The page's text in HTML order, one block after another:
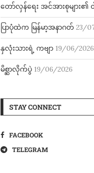
တော်လှန်ရေး အင်အားစုများ
ပြာပုံထဲက မြန်မာ့အနာဂတ် 23/
နှလုံးသားရဲ့ ကဗျာ 19/06/2026
မိစ္ဆာလိုက်ပွဲ 19/06/2026
STAY CONNECT
FACEBOOK
TELEGRAM